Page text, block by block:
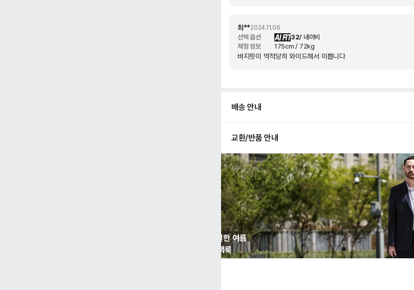
최**2024.11.06
선택 옵션 AI FIT32/ 네이비
체형 정보
175cm / 72kg
바지핏이 딱적당히 와이드해서 이쁩니다
배송 안내
[ 배송 기간 ]
해당 상품의 배송은 평일 기준 통상적으로 1-2일 소요됩니다.
[ 배송 금액 ]
배송 금액은 모두 댄블에서 부담합니다. 고객님의 배송 부담 금액은 0원입니다.
교환/반품 안내
[ 교환/반품 유의 사항 ]
본 상품은 업체별로 개별 출고되는 상품으로, 반품 시 출고 업체 기준에 따라
수 있습니다.
고객님의 변심으로 인한 반품의 경우, 왕복 택배비가 발생하며 해당 비용은 환
환불 처리됩니다.
상품 수령 시 상품 하자 여부를 확인해주세요. 하자 여부를 확인하지 않고 반품
책임 사유가 될 수 있습니다.
상품은 착용 흔적이 없어야 하며, 택이 부착된 상태로 접수되어야 합니다.
교환/반품 요청은 상품 수령 후 7일 이내로 가능합니다.
Cool 쿨한 여름
하객룩
입는 순간 느껴지